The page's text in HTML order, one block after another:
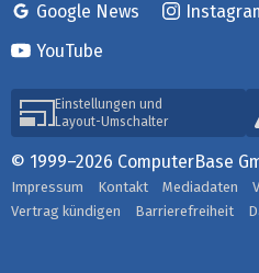
Google News
YouTube
Einstellungen und
Layout-Umschalter
© 1999–2026 ComputerBase
Impressum Kontakt Mediadaten
Vertrag kündigen
Barrierefreiheit